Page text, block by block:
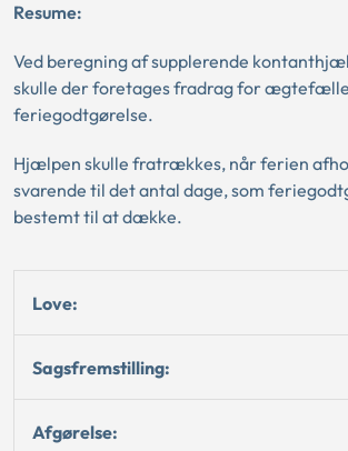
Resume:
Ved beregning af supplerende
skulle der foretages fradrag for
feriegodtgørelse.
Hjælpen skulle fratrækkes, når ferien
svarende til det antal dage, som
bestemt til at dække.
Love:
Sagsfremstilling:
Afgørelse: